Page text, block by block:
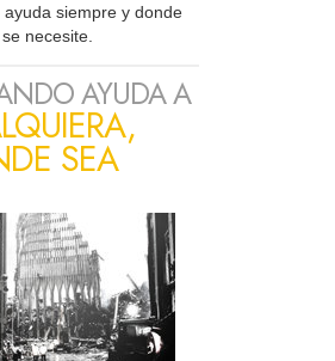
ayuda siempre y donde
necesite.
AYUDA A
SEA